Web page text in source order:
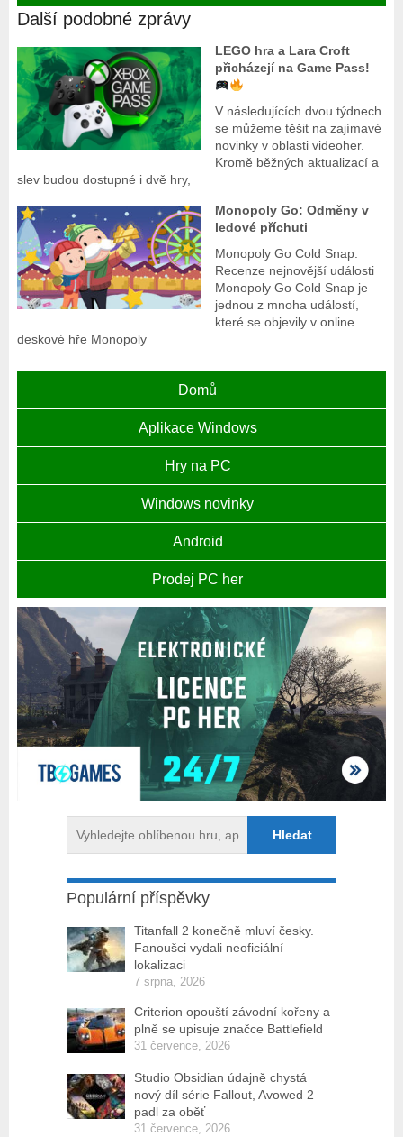
Další podobné zprávy
LEGO hra a Lara Croft
přicházejí na Game Pass!
V následujících dvou týdnech
se můžeme těšit na zajímavé
novinky v oblasti videoher.
Kromě běžných aktualizací a
slev budou dostupné i dvě hry,
Monopoly Go: Odměny v
ledové příchuti
Monopoly Go Cold Snap:
Recenze nejnovější události
Monopoly Go Cold Snap je
jednou z mnoha událostí,
které se objevily v online
deskové hře Monopoly
Domů
Aplikace Windows
Hry na PC
Windows novinky
Android
Prodej PC her
Populární příspěvky
Titanfall 2 konečně mluví česky.
Fanoušci vydali neoficiální
lokalizaci
7 srpna, 2026
Criterion opouští závodní kořeny a
plně se upisuje značce Battlefield
31 července, 2026
Studio Obsidian údajně chystá
nový díl série Fallout, Avowed 2
padl za oběť
31 července, 2026